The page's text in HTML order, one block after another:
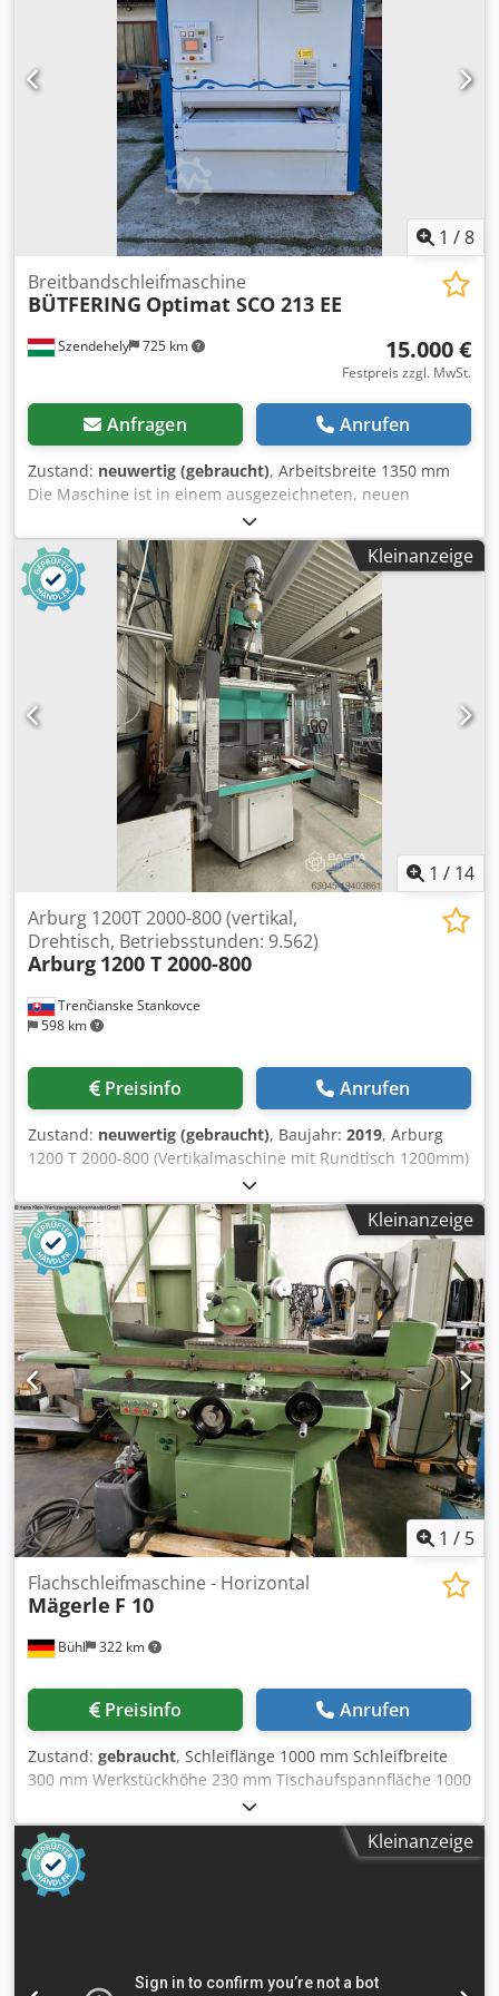
Anschlusswerte 3 / N / PE Versorgungsspannung [V] 400V
bei 50 Hz Steuerspannung [V] 24V Keramische Heizbänder
[W] 1200W Anzahl Heizbänder 3 Max. Ausstoß ca. 5kg/h
Max. Verarbeitungstemperatur [°C] 300
1 /8
Szendehely 725 km
Breitbandschleifmaschine
BÜTFERING Optimat SCO 213 EE
15.000 €
Festpreis zzgl. MwSt.
Anfragen Anrufen
Zustand: neuwertig (gebraucht), Arbeitsbreite 1350 mm
Die Maschine ist in einem ausgezeichneten, neuen
Zustand, wie auf den Bildern zu sehen. Dkjdouuitgepfx
Alaor
Kleinanzeige
1 / 14
Trenčianske Stankovce
598 km
Arburg 1200T 2000-800 (vertikal,
Drehtisch, Betriebsstunden: 9.562)
Arburg 1200 T 2000-800
Preisinfo Anrufen
Zustand: neuwertig (gebraucht), Baujahr: 2019, Arburg
1200 T 2000-800 (Vertikalmaschine mit Rundtisch 1200mm)
Schließeinheit 2000T Tischdurchmesser: 1200mm
Winkeldrehung: 180 Grad Schließkraft: 200 Tonnen
Öffnungskraft max. kN/mm: 115/500 Spritzeinheit
Djdpfxswugczj Alaekr Schneckendurchmesser: 45 mm
Schussvolumen: 318 cm3 Schussgewicht: 291 g
Einspritzdruck: 2470 bar 1. Modell: T-Modell 2.
Maschinentyp: 1200 T 2000 - 800 3. Plastifiziereinheit:
Thermoplastischer Zylinder 45 mm, hochverschleißfest 4.
Schraube: Verstärkte Schraubenkupplung für keilförmige
Kupplungsgeometrie 5. Steuerung: SELOGICA 'direct'
Steuerung 6. Technologiestufe: Stufe 2 servogesteuert mit
2 Regelpumpen 7. Rundtisch: Fortschrittliche Ergonomie-
Sonderausführung, 2-stufig 180° vorwärts/rückwärts
alternierend 8. Düsen: Offene Düse 45 mm mit
Düsenspitze 9. In-Mould-Nadeldüsen: Elektrisch &amp
Kleinanzeige
1 / 5
Bühl 322 km
Flachschleifmaschine - Horizontal
Mägerle F 10
Preisinfo Anrufen
Zustand: gebraucht, Schleiflänge 1000 mm Schleifbreite
300 mm Werkstückhöhe 230 mm Tischaufspannfläche 1000
x 240 mm Dedsu Dn Txepfx Alaskr x-Weg 1000 mm y-Weg
270 mm z-Weg 350 mm Schleifscheibendurchmesser 240
mm Schleifspindeldrehzahl 2180 U/min
Tischgeschwindigkeit -stufenlos- 3 - 30 m/min
Gesamtleistungsbedarf 4,5 kW Maschinengewicht ca. 2,8 t
Kleinanzeige